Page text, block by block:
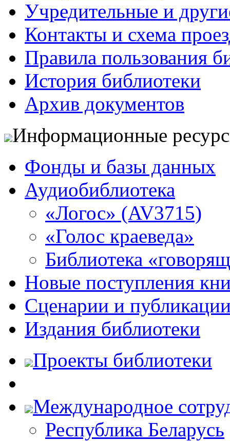
Учредительные и
Контакты и схема
Правила пользования
История библиотеки
Архив документов
Информационные
Фонды и базы данных
Аудиобиблиотека
«Логос» (AV3715)
«Голос краеведа»
Библиотека
Новые поступления
Сценарии и
Издания библиотеки
Проекты библиотеки
Международное
Республика Беларусь